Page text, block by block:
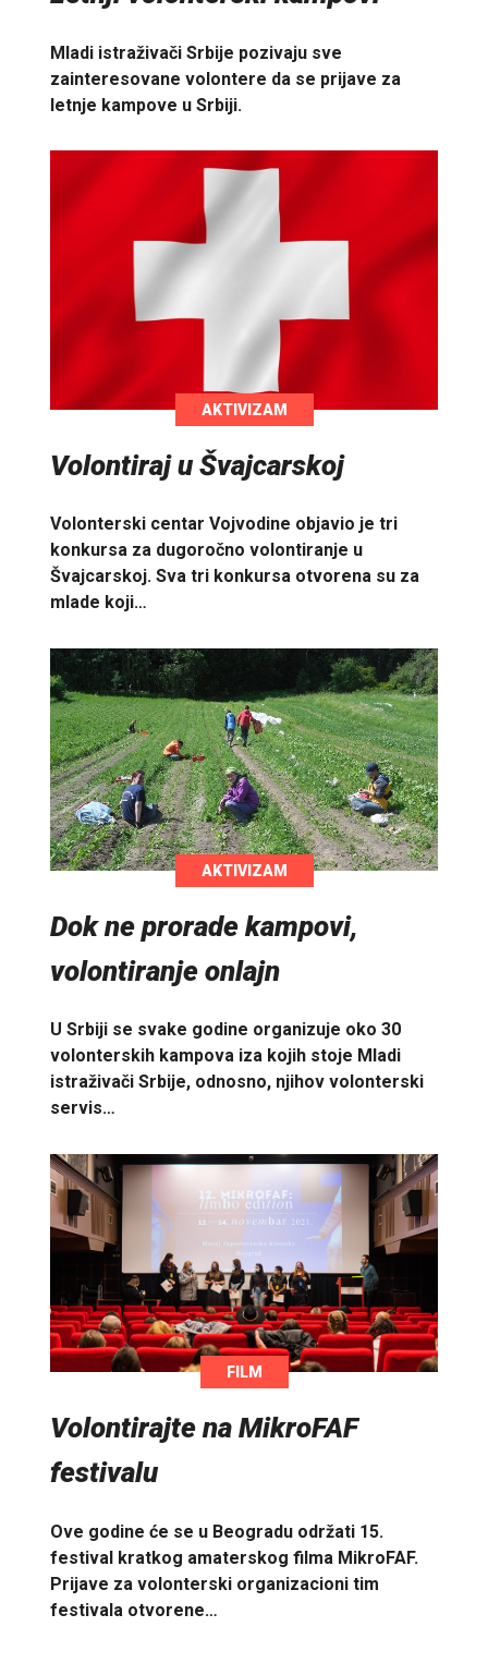
Mladi istraživači Srbije pozivaju sve
zainteresovane volontere da se prijave za
letnje kampove u Srbiji.
AKTIVIZAM
Volontiraj u Švajcarskoj
Volonterski centar Vojvodine objavio je tri
konkursa za dugoročno volontiranje u
Švajcarskoj. Sva tri konkursa otvorena su za
mlade koji…
AKTIVIZAM
Dok ne prorade kampovi,
volontiranje onlajn
U Srbiji se svake godine organizuje oko 30
volonterskih kampova iza kojih stoje Mladi
istraživači Srbije, odnosno, njihov volonterski
servis…
FILM
Volontirajte na MikroFAF
festivalu
Ove godine će se u Beogradu održati 15.
festival kratkog amaterskog filma MikroFAF.
Prijave za volonterski organizacioni tim
festivala otvorene…